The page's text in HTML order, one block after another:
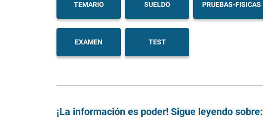
TEMARIO SUELDO PRUEBAS-FISICAS
EXAMEN TEST
¡La información es poder! Sigue leyendo sobre: